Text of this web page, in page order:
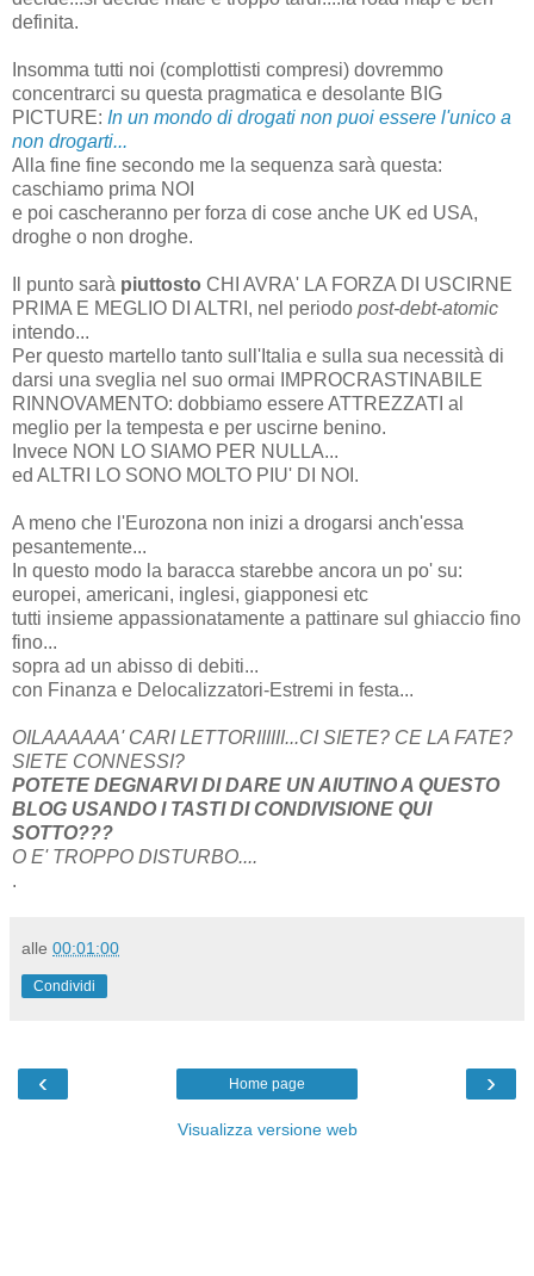
definita.
Insomma tutti noi (complottisti compresi) dovremmo
concentrarci su questa pragmatica e desolante BIG
PICTURE: In un mondo di drogati non puoi essere l'unico a
non drogarti...
Alla fine fine secondo me la sequenza sarà questa:
caschiamo prima NOI
e poi cascheranno per forza di cose anche UK ed USA,
droghe o non droghe.
Il punto sarà piuttosto CHI AVRA' LA FORZA DI USCIRNE
PRIMA E MEGLIO DI ALTRI, nel periodo post-debt-atomic
intendo...
Per questo martello tanto sull'Italia e sulla sua necessità di
darsi una sveglia nel suo ormai IMPROCRASTINABILE
RINNOVAMENTO: dobbiamo essere ATTREZZATI al
meglio per la tempesta e per uscirne benino.
Invece NON LO SIAMO PER NULLA...
ed ALTRI LO SONO MOLTO PIU' DI NOI.
A meno che l'Eurozona non inizi a drogarsi anch'essa
pesantemente...
In questo modo la baracca starebbe ancora un po' su:
europei, americani, inglesi, giapponesi etc
tutti insieme appassionatamente a pattinare sul ghiaccio fino
fino...
sopra ad un abisso di debiti...
con Finanza e Delocalizzatori-Estremi in festa...
OILAAAAAA' CARI LETTORIIIIII...CI SIETE? CE LA FATE?
SIETE CONNESSI?
POTETE DEGNARVI DI DARE UN AIUTINO A QUESTO
BLOG USANDO I TASTI DI CONDIVISIONE QUI
SOTTO???
O E' TROPPO DISTURBO....
.
alle 00:01:00
Condividi
‹ ›
Home page
Visualizza versione web